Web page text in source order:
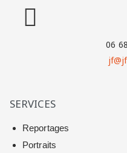
06
SERVICES
Reportages
Portraits